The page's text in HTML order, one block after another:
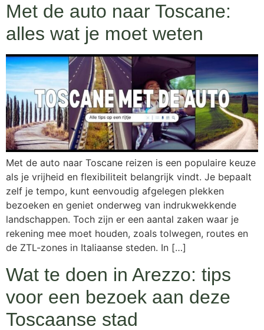
Met de auto naar Toscane:
alles wat je moet weten
Met de auto naar Toscane reizen is een populaire keuze
als je vrijheid en flexibiliteit belangrijk vindt. Je bepaalt
zelf je tempo, kunt eenvoudig afgelegen plekken
bezoeken en geniet onderweg van indrukwekkende
landschappen. Toch zijn er een aantal zaken waar je
rekening mee moet houden, zoals tolwegen, routes en
de ZTL-zones in Italiaanse steden. In […]
Wat te doen in Arezzo: tips
voor een bezoek aan deze
Toscaanse stad